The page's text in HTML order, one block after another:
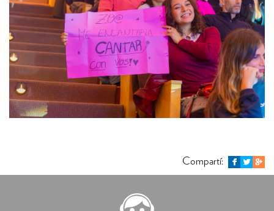
Compartí: